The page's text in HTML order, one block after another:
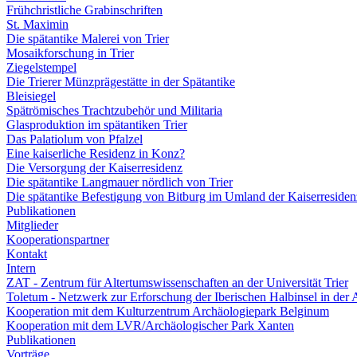
Frühchristliche Grabinschriften
St. Maximin
Die spätantike Malerei von Trier
Mosaikforschung in Trier
Ziegelstempel
Die Trierer Münzprägestätte in der Spätantike
Bleisiegel
Spätrömisches Trachtzubehör und Militaria
Glasproduktion im spätantiken Trier
Das Palatiolum von Pfalzel
Eine kaiserliche Residenz in Konz?
Die Versorgung der Kaiserresidenz
Die spätantike Langmauer nördlich von Trier
Die spätantike Befestigung von Bitburg im Umland der
Publikationen
Mitglieder
Kooperationspartner
Kontakt
Intern
ZAT - Zentrum für Altertumswissenschaften an der Universität Trier
Toletum - Netzwerk zur Erforschung der Iberischen Halbinsel in der
Kooperation mit dem Kulturzentrum Archäologiepark Belginum
Kooperation mit dem LVR/Archäologischer Park Xanten
Publikationen
Vorträge